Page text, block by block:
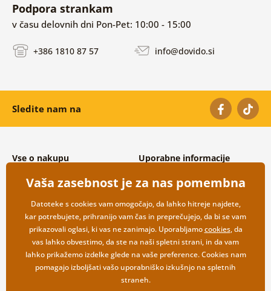
Podpora strankam
v času delovnih dni Pon-Pet: 10:00 - 15:00
+386 1810 87 57 info@dovido.si
Sledite nam na
Vse o nakupu
Splošni in reklamacijski pogoji
Varovanje osebnih podatkov
Možnosti dostave in plačila
Vračilo blaga
Uporabne informacije
Pogosto zastavljena vprašanja
Kontakti
Veleprodaja
Vaša zasebnost je za nas pomembna
Datoteke s cookies vam omogočajo, da lahko hitreje najdete,
kar potrebujete, prihranijo vam čas in preprečujejo, da bi se vam
prikazovali oglasi, ki vas ne zanimajo. Uporabljamocookies, da
vas lahko obvestimo, da ste na naši spletni strani, in da vam
lahko prikažemo izdelke glede na vaše preference. Cookies nam
pomagajo izboljšati vašo uporabniško izkušnjo na spletnih
straneh.